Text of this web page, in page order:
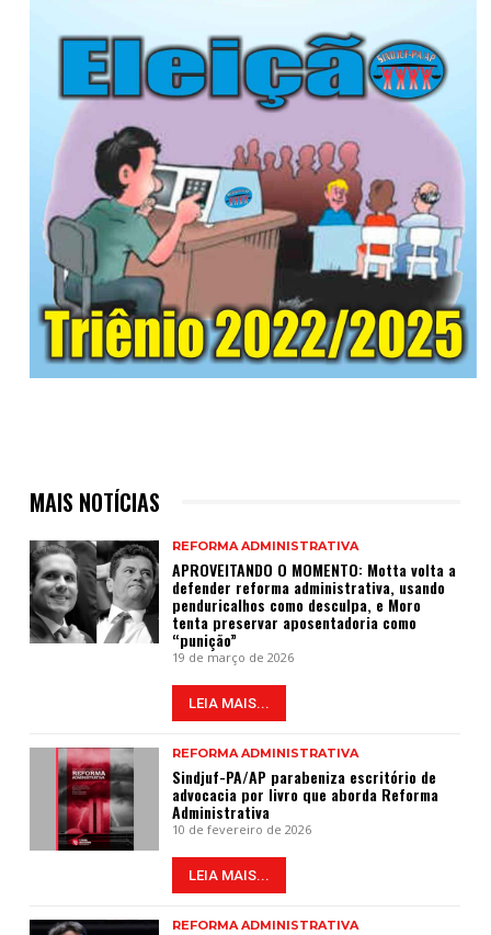
MAIS NOTÍCIAS
REFORMA ADMINISTRATIVA
APROVEITANDO O MOMENTO: Motta volta a
defender reforma administrativa, usando
penduricalhos como desculpa, e Moro
tenta preservar aposentadoria como
“punição”
19 de março de 2026
LEIA MAIS...
REFORMA ADMINISTRATIVA
Sindjuf-PA/AP parabeniza escritório de
advocacia por livro que aborda Reforma
Administrativa
10 de fevereiro de 2026
LEIA MAIS...
REFORMA ADMINISTRATIVA